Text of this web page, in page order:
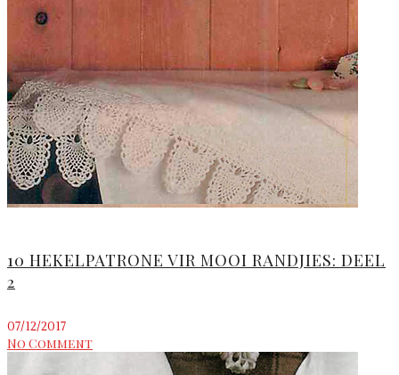
10 HEKELPATRONE VIR MOOI RANDJIES: DEEL
2
07/12/2017
No Comment